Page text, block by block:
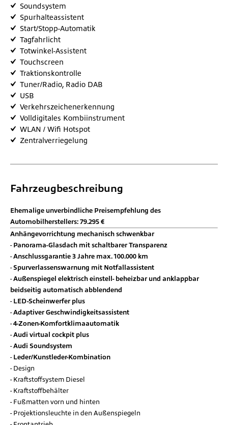
Soundsystem
Spurhalteassistent
Start/Stopp-Automatik
Tagfahrlicht
Totwinkel-Assistent
Touchscreen
Traktionskontrolle
Tuner/Radio, Radio DAB
USB
Verkehrszeichenerkennung
Volldigitales Kombiinstrument
WLAN / Wifi Hotspot
Zentralverriegelung
Fahrzeugbeschreibung
Ehemalige unverbindliche Preisempfehlung des
Automobilherstellers: 79.295 €
Anhängevorrichtung mechanisch schwenkbar
Panorama-Glasdach mit schaltbarer Transparenz
Anschlussgarantie 3 Jahre max. 100.000 km
Spurverlassenswarnung mit Notfallassistent
Außenspiegel elektrisch einstell- beheizbar und anklappbar
beidseitig automatisch abblendend
LED-Scheinwerfer plus
Adaptiver Geschwindigkeitsassistent
4-Zonen-Komfortklimaautomatik
Audi virtual cockpit plus
Audi Soundsystem
Leder/Kunstleder-Kombination
Design
Kraftstoffsystem Diesel
Kraftstoffbehälter
Fußmatten vorn und hinten
Projektionsleuchte in den Außenspiegeln